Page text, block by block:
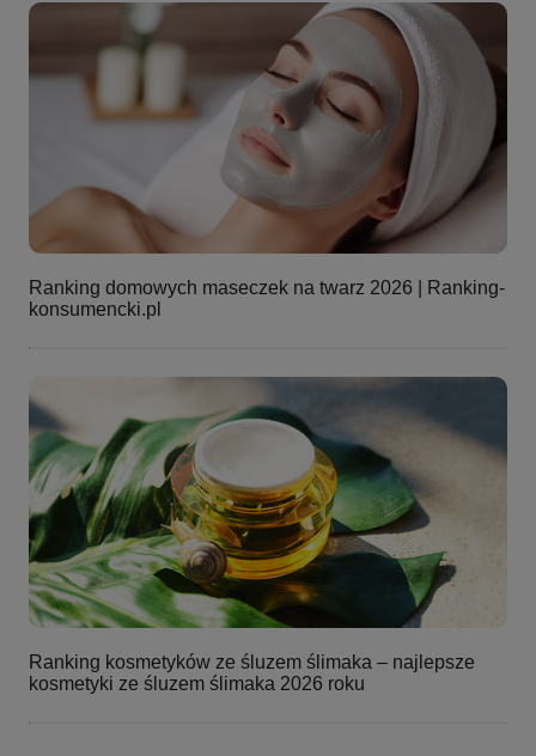
Ranking domowych maseczek na twarz 2026 | Ranking-
konsumencki.pl
Ranking kosmetyków ze śluzem ślimaka – najlepsze
kosmetyki ze śluzem ślimaka 2026 roku